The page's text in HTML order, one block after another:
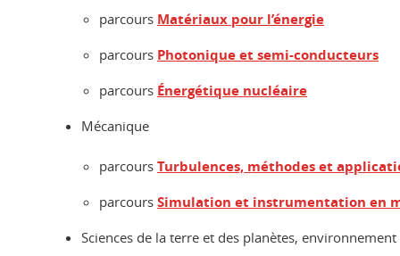
parcours Matériaux pour l’énergie
parcours Photonique et semi-conducteurs
parcours Énergétique nucléaire
Mécanique
parcours Turbulences, méthodes et
parcours Simulation et instrumentation en
Sciences de la terre et des planètes, environnement